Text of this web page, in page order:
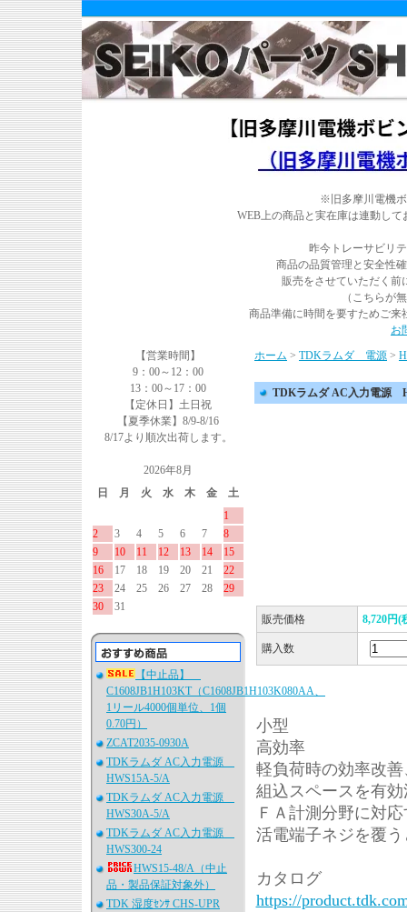
※旧多摩川電機
WEB上の商品と実在庫は連動し
昨今トレーサビリ
商品の品質管理と安全性
販売をさせていただく前
（こちらが
商品準備に時間を要すためご来
お
【営業時間】
9：00～12：00
13：00～17：00
【定休日】土日祝
【夏季休業】8/9-8/16
8/17より順次出荷します。
2026年8月
日
月 火 水 木 金
土
1
2
3 4 5 6 7
8
9
10 11 12 13 14
15
16
17 18 19 20 21
22
23
24 25 26 27 28
29
30
31
【中止品】
C1608JB1H103KT（C1608JB1H103K080AA、
1リール4000個単位、1個
0.70円）
ZCAT2035-0930A
TDKラムダ AC入力電源
HWS15A-5/A
TDKラムダ AC入力電源
HWS30A-5/A
TDKラムダ AC入力電源
HWS300-24
HWS15-48/A（中止
品・製品保証対象外）
TDK 湿度ｾﾝｻ CHS-UPR
ホーム > TDKラムダ 電源 >
TDKラムダ AC入力電源
販売価格 8,720円(
購入数
小型
高効率
軽負荷時の効率改
組込スペースを有
ＦＡ計測分野に対
活電端子ネジを覆
カタログ
https://